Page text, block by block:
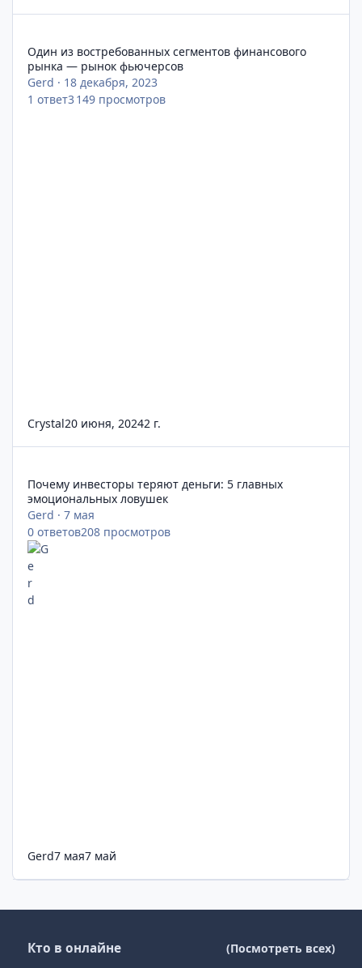
Один из востребованных сегментов финансового
рынка — рынок фьючерсов
Gerd · 18 декабря, 2023
1 ответ3 149 просмотров
Crystal20 июня, 20242 г.
Почему инвесторы теряют деньги: 5 главных
эмоциональных ловушек
Gerd ·7 мая
0 ответов208 просмотров
Gerd7 мая7 май
Кто в онлайне (Посмотреть всех)